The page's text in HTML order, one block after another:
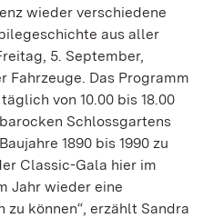
wieder verschiedene
aus aller
5. September,
Fahrzeuge. Das Programm
von 10.00 bis 18.00
Schlossgartens
1890 bis 1990 zu
Classic-Gala hier im
Jahr wieder eine
können“, erzählt Sandra